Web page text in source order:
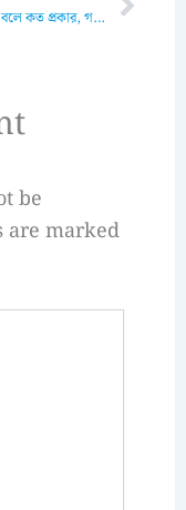
কোষ কাকে বলে কত প্রকার, গঠন, বৈশিষ্ট্য ও গবেষণা
be
are marked